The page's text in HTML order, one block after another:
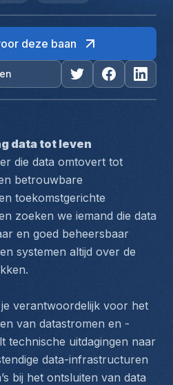
deze baan
data tot leven
die data omtovert tot
betrouwbare
toekomstgerichte
zoeken we iemand die data
en goed beheersbaar
systemen altijd over de
verantwoordelijk voor het
van datastromen en -
technische uitdagingen naar
data-infrastructuren
bij het ontsluiten van data